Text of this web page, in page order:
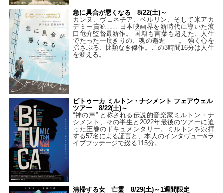
急に具合が悪くなる 8/22(土)～
カンヌ、ヴェネチア、ベルリン、そして米アカ
デミー賞®…… 日本映画界を新時代に導いた濱
口竜介監督最新作。 国籍も言葉も超えた、人生
でたった一度きりの、魂の邂逅――。 強く心を
揺さぶる、比類なき傑作。この3時間16分は人生
を変える。
ビトゥーカ ミルトン・ナシメント フェアウェル
ツアー 8/22(土)～
“神の声” と称される伝説的音楽家ミルトン・ナ
シメント、その半生と2022年最後のツアーに迫
った圧巻のドキュメンタリー。ミルトンを崇拝
する57名による証言と、本人のインタヴュー&ラ
イブフッテージで綴る115分。
清掃する女 亡霊 8/29(土)～1週間限定